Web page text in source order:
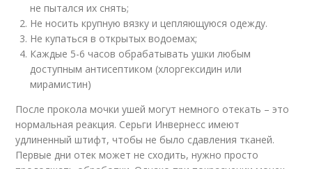
не пытался их снять;
Не носить крупную вязку и цепляющуюся одежду.
Не купаться в открытых водоемах;
Каждые 5-6 часов обрабатывать ушки любым
доступным антисептиком (хлоргексидин или
мирамистин)
После прокола мочки ушей могут немного отекать – это
нормальная реакция. Серьги Инвернесс имеют
удлиненный штифт, чтобы не было сдавления тканей.
Первые дни отек может не сходить, нужно просто